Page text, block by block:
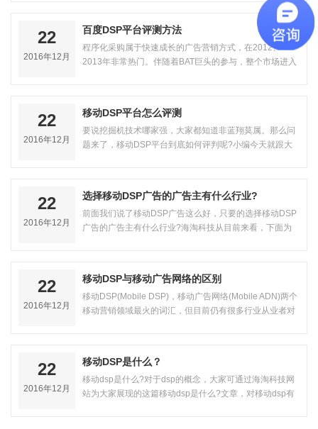
22
2016年12月
百度DSP平台评测方法
程序化采购属于快速成长的广告营销方式，在2012、
2013年非常热门。伴随着BAT巨头的参与，整个市场进入
22
2016年12月
移动DSP平台怎么评测
要说挖掘机技术哪家强，大家都知道非蓝翔莫属。那么问
题来了，移动DSP平台到底如何评判呢?小编今天就跟大
22
2016年12月
选择移动DSP广告的广告主有什么行业?
前面我们说了移动DSP广告这么好，只要的选择移动DSP
广告的广告主有什么行业?海淘科技从目前来看，下面为
22
2016年12月
移动DSP与移动广告网络的区别
移动DSP(Mobile DSP)，移动广告网络(Mobile ADN)两个
移动营销领域最火的词汇，但目前仍有很多行业从业者对
22
2016年12月
移动DSP是什么？
移动dsp是什么?对于dsp的概念，大家可通过海淘科技网
站为大家展现的这篇移动dsp是什么?文章，对移动dsp有